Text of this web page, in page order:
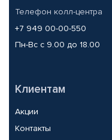
Телефон колл-центра
+7 949 00-00-550
Пн-Вс с 9.00 до 18.00
Клиентам
Акции
Контакты